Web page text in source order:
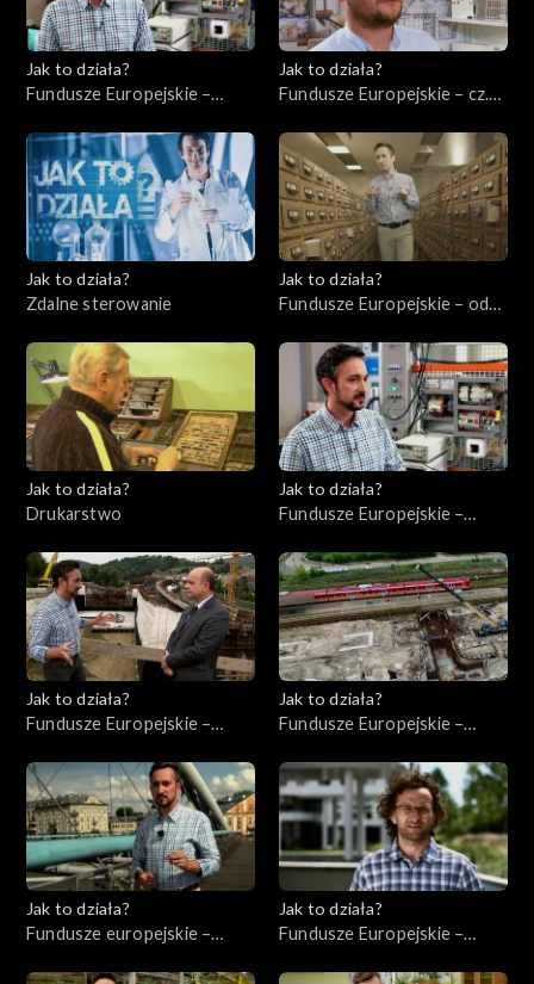
Jak to działa?
Fundusze Europejskie –
Jak to działa?
Fundusze Europejskie – cz.
Jak to działa?
Zdalne sterowanie
Jak to działa?
Fundusze Europejskie – odc.
Jak to działa?
Drukarstwo
Jak to działa?
Fundusze Europejskie –
Jak to działa?
Fundusze Europejskie –
Jak to działa?
Fundusze Europejskie –
Jak to działa?
Fundusze europejskie –
Jak to działa?
Fundusze Europejskie –